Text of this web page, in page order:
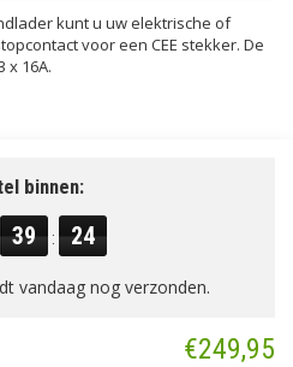
kunt u uw elektrische of
voor een CEE stekker. De
x 16A.
binnen:
39 : 23
vandaag nog verzonden.
€249,95